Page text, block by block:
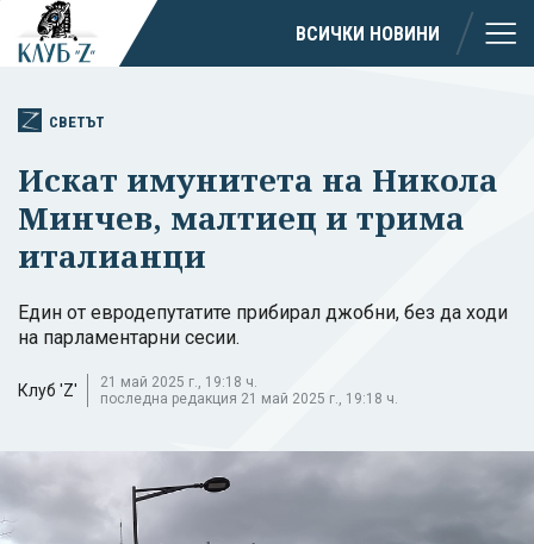
ВСИЧКИ НОВИНИ
СВЕТЪТ
Искат имунитета на Никола
Минчев, малтиец и трима
италианци
Един от евродепутатите прибирал джобни, без да ходи
на парламентарни сесии.
Клуб 'Z'
21 май 2025 г., 19:18 ч.
последна редакция 21 май 2025 г., 19:18 ч.